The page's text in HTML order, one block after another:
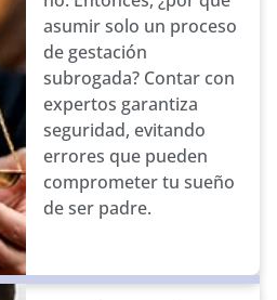
asumir solo un proceso
de gestación
subrogada? Contar con
expertos garantiza
seguridad, evitando
errores que pueden
comprometer tu sueño
de ser padre.